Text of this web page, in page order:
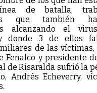
de batalla,
que también
alcanzando el
donde 3 de ellos
de las
Fenalco y presidente
de Risaralda sufrió la
Andrés Echeverry,